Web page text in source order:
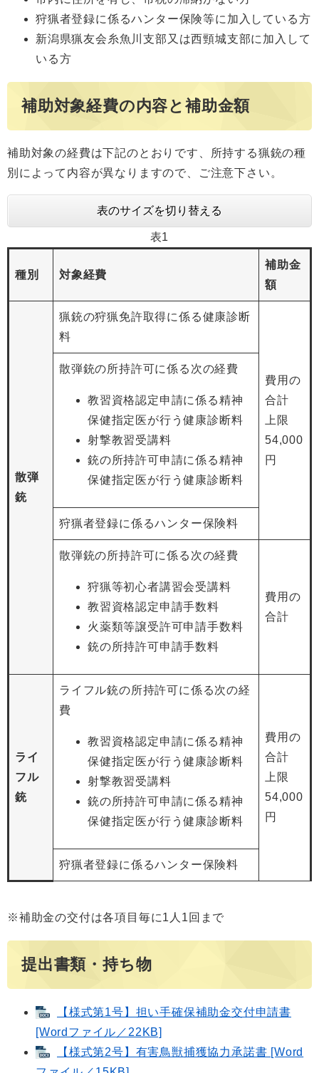
狩猟者登録に係るハンター保険等に加入している方
新潟県猟友会糸魚川支部又は西頸城支部に加入して
いる方
補助対象経費の内容と補助金額
補助対象の経費は下記のとおりです、所持する猟銃の種
別によって内容が異なりますので、ご注意下さい。
表のサイズを切り替える
表1
種別 対象経費
補助金
額
散弾
銃
猟銃の狩猟免許取得に係る健康診断
料
費用の
合計
上限
54,000
円
散弾銃の所持許可に係る次の経費
教習資格認定申請に係る精神
保健指定医が行う健康診断料
射撃教習受講料
銃の所持許可申請に係る精神
保健指定医が行う健康診断料
狩猟者登録に係るハンター保険料
散弾銃の所持許可に係る次の経費
狩猟等初心者講習会受講料
教習資格認定申請手数料
火薬類等譲受許可申請手数料
銃の所持許可申請手数料
費用の
合計
ライ
フル
銃
ライフル銃の所持許可に係る次の経
費
教習資格認定申請に係る精神
保健指定医が行う健康診断料
射撃教習受講料
銃の所持許可申請に係る精神
保健指定医が行う健康診断料
費用の
合計
上限
54,000
円
狩猟者登録に係るハンター保険料
※補助金の交付は各項目毎に1人1回まで
提出書類・持ち物
【様式第1号】担い手確保補助金交付申請書
[Wordファイル／22KB]
【様式第2号】有害鳥獣捕獲協力承諾書 [Word